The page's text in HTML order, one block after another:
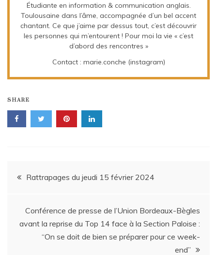
Étudiante en information & communication anglais.
Toulousaine dans l’âme, accompagnée d’un bel accent
chantant. Ce que j’aime par dessus tout, c’est découvrir
les personnes qui m’entourent ! Pour moi la vie « c’est
d’abord des rencontres »
Contact : marie.conche (instagram)
SHARE
Navigation
l’article
Rattrapages du jeudi 15 février 2024
Conférence de presse de l’Union Bordeaux-Bègles
avant la reprise du Top 14 face à la Section Paloise :
“On se doit de bien se préparer pour ce week-
end”